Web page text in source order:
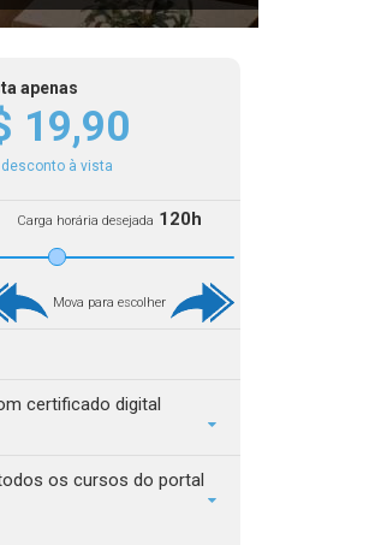
apenas
19,90
desconto à vista
Carga horária desejada 120h
Mova para escolher
certificado digital
os cursos do portal